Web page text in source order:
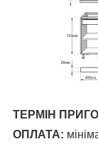
ТЕРМІН
ОПЛАТА: